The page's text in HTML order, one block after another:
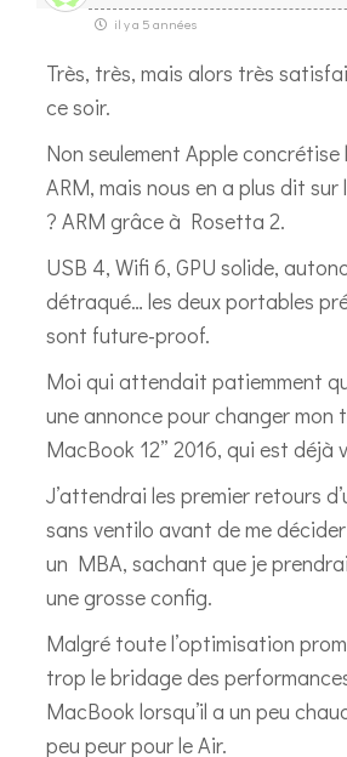
il y a 5 années
Très, très, mais alors très
ce soir.
Non seulement Apple
ARM, mais nous en a plus dit
? ARM grâce à Rosetta 2.
USB 4, Wifi 6, GPU solide,
détraqué… les deux portables
sont future-proof.
Moi qui attendait patiemment
une annonce pour changer mon
MacBook 12” 2016, qui est déjà
J’attendrai les premier retours
sans ventilo avant de me
un MBA, sachant que je
une grosse config.
Malgré toute l’optimisation
trop le bridage des
MacBook lorsqu’il a un peu
peu peur pour le Air.